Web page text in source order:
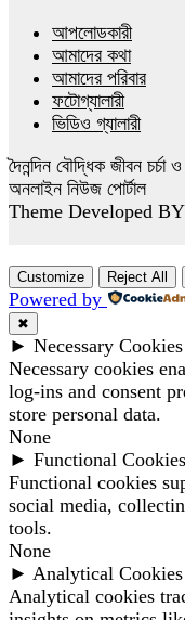
আপলোডকারী
আমাদের কথা
আমাদের পরিবার
ফটোগ্যালারী
ভিডিও গ্যালারী
দৈনন্দিন বৌদ্ধিক জীবন
অনলাইন নিউজ পোর্টাল
Theme Developed BY
Customize Reject All
Powered by
✖
► Necessary Cookies
Necessary cookies
log-ins and consent
store personal data.
None
► Functional Cookies
Functional cookies
social media,
tools.
None
► Analytical Cookies
Analytical cookies